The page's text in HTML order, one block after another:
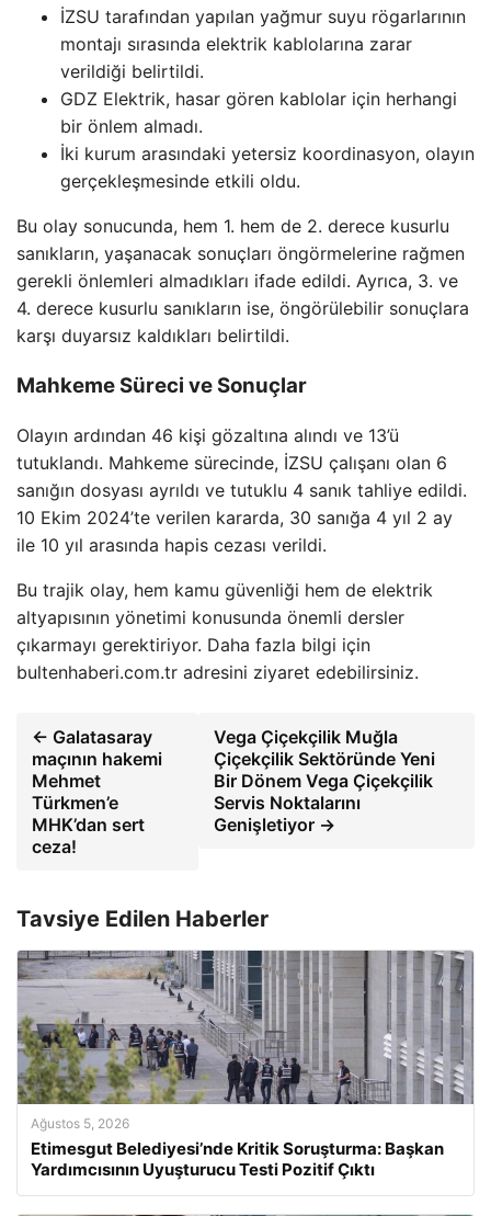
İZSU tarafından yapılan yağmur suyu rögarlarının
montajı sırasında elektrik kablolarına zarar
verildiği belirtildi.
GDZ Elektrik, hasar gören kablolar için herhangi
bir önlem almadı.
İki kurum arasındaki yetersiz koordinasyon, olayın
gerçekleşmesinde etkili oldu.
Bu olay sonucunda, hem 1. hem de 2. derece kusurlu
sanıkların, yaşanacak sonuçları öngörmelerine rağmen
gerekli önlemleri almadıkları ifade edildi. Ayrıca, 3. ve
4. derece kusurlu sanıkların ise, öngörülebilir sonuçlara
karşı duyarsız kaldıkları belirtildi.
Mahkeme Süreci ve Sonuçlar
Olayın ardından 46 kişi gözaltına alındı ve 13’ü
tutuklandı. Mahkeme sürecinde, İZSU çalışanı olan 6
sanığın dosyası ayrıldı ve tutuklu 4 sanık tahliye edildi.
10 Ekim 2024’te verilen kararda, 30 sanığa 4 yıl 2 ay
ile 10 yıl arasında hapis cezası verildi.
Bu trajik olay, hem kamu güvenliği hem de elektrik
altyapısının yönetimi konusunda önemli dersler
çıkarmayı gerektiriyor. Daha fazla bilgi için
bultenhaberi.com.tr adresini ziyaret edebilirsiniz.
← Galatasaray
maçının hakemi
Mehmet
Türkmen’e
MHK’dan sert
ceza!
Vega Çiçekçilik Muğla
Çiçekçilik Sektöründe Yeni
Bir Dönem Vega Çiçekçilik
Servis Noktalarını
Genişletiyor →
Tavsiye Edilen Haberler
Ağustos 5, 2026
Etimesgut Belediyesi’nde Kritik Soruşturma: Başkan
Yardımcısının Uyuşturucu Testi Pozitif Çıktı